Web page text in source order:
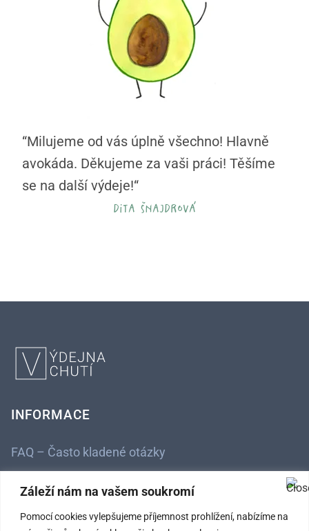
Záleží nám na vašem soukromí
Pomocí cookies vylepšujeme příjemnost prohlížení, nabízíme na
“Milujeme od vás úplně všechno! Hlavně
avokáda. Děkujeme za vaši práci! Těšíme
se na další výdeje!“
dita šnajdrová
INFORMACE
FAQ – Často kladené otázky